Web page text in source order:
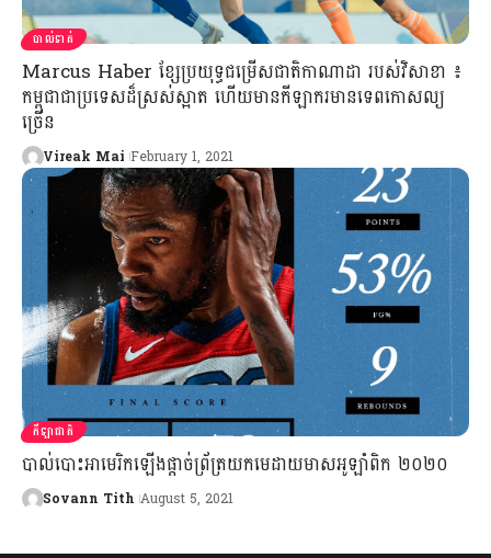
បាល់ទាត់
Marcus Haber ខ្សែប្រយុទ្ធជម្រើសជាតិកាណាដា របស់វិសាខា ៖
កម្ពុជាជាប្រទេសដ៏ស្រស់ស្អាត ហើយមានកីឡាករមានទេពកោសល្យ
ច្រើន
Vireak Mai February 1, 2021
កីឡាជាតិ
បាល់បោះអាមេរិកឡើងផ្ដាច់ព្រ័ត្រយកមេដាយមាសអូឡាំពិក ២០២០
Sovann Tith August 5, 2021